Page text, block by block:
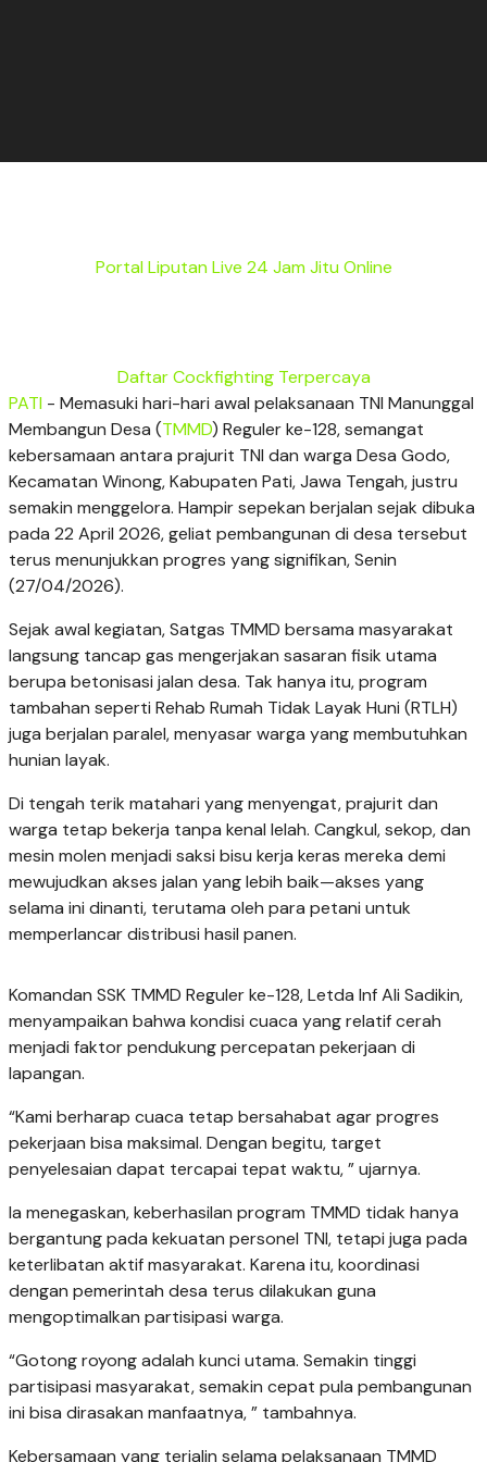
Portal Liputan Live 24 Jam Jitu Online
Daftar Cockfighting Terpercaya
PATI - Memasuki hari-hari awal pelaksanaan TNI Manunggal
Membangun Desa (TMMD) Reguler ke-128, semangat
kebersamaan antara prajurit TNI dan warga Desa Godo,
Kecamatan Winong, Kabupaten Pati, Jawa Tengah, justru
semakin menggelora. Hampir sepekan berjalan sejak dibuka
pada 22 April 2026, geliat pembangunan di desa tersebut
terus menunjukkan progres yang signifikan, Senin
(27/04/2026).
Sejak awal kegiatan, Satgas TMMD bersama masyarakat
langsung tancap gas mengerjakan sasaran fisik utama
berupa betonisasi jalan desa. Tak hanya itu, program
tambahan seperti Rehab Rumah Tidak Layak Huni (RTLH)
juga berjalan paralel, menyasar warga yang membutuhkan
hunian layak.
Di tengah terik matahari yang menyengat, prajurit dan
warga tetap bekerja tanpa kenal lelah. Cangkul, sekop, dan
mesin molen menjadi saksi bisu kerja keras mereka demi
mewujudkan akses jalan yang lebih baik—akses yang
selama ini dinanti, terutama oleh para petani untuk
memperlancar distribusi hasil panen.
Komandan SSK TMMD Reguler ke-128, Letda Inf Ali Sadikin,
menyampaikan bahwa kondisi cuaca yang relatif cerah
menjadi faktor pendukung percepatan pekerjaan di
lapangan.
“Kami berharap cuaca tetap bersahabat agar progres
pekerjaan bisa maksimal. Dengan begitu, target
penyelesaian dapat tercapai tepat waktu, ” ujarnya.
Ia menegaskan, keberhasilan program TMMD tidak hanya
bergantung pada kekuatan personel TNI, tetapi juga pada
keterlibatan aktif masyarakat. Karena itu, koordinasi
dengan pemerintah desa terus dilakukan guna
mengoptimalkan partisipasi warga.
“Gotong royong adalah kunci utama. Semakin tinggi
partisipasi masyarakat, semakin cepat pula pembangunan
ini bisa dirasakan manfaatnya, ” tambahnya.
Kebersamaan yang terjalin selama pelaksanaan TMMD